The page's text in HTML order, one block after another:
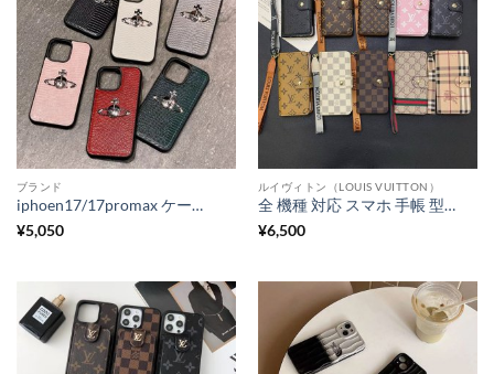
ブランド
iphoen17/17promax ケース ヴィヴィアン スマホケース iphone16/16pro トカゲ柄 ブランド iphone15pro/14pro ケース 人気 アイフォン14/13/12 ケース 流行り iphoneケース 海外セレブ
¥5,050
ルイヴィトン（LOUIS VUITTON）
全 機種 対応 スマホ 手帳 型 ケース ルイヴィトン iphone17/17pro スマホケース 手帳 型 大人 おしゃれ ブランド gucci風 iphone galaxy エクスぺリア 携帯 カバー アンドロイド スライド 式
¥6,500